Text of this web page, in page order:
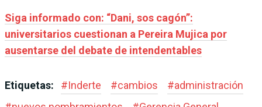
Siga informado con: “Dani, sos cagón”:
universitarios cuestionan a Pereira Mujica por
ausentarse del debate de intendentables
Etiquetas: #Inderte #cambios #administración